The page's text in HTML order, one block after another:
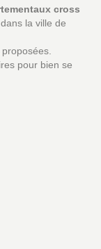
cross
dans la ville de
pour bien se